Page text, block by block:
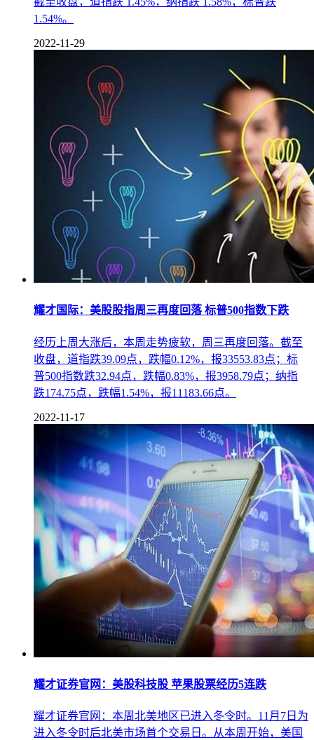
1.54%。
2022-11-29
耀才国际：美股股指周三再度回落 标普500指数下跌
经历上周大涨后，本周走势疲软，周三再度回落。截至
收盘，道指跌39.09点，跌幅0.12%，报33553.83点；标
普500指数跌32.94点，跌幅0.83%，报3958.79点；纳指
跌174.75点，跌幅1.54%，报11183.66点。
2022-11-17
耀才证券官网：美股科技股 苹果股票经历5连跌
耀才证券官网：本周北美地区已进入冬令时。11月7日为
进入冬令时后北美市场首个交易日。从本周开始，美国